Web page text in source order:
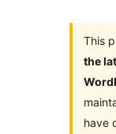
This
the
have